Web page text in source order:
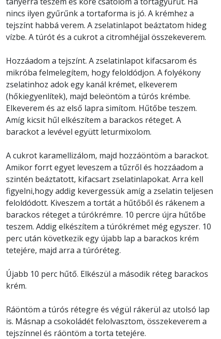
nincs ilyen gyűrűnk a tortaforma is jó. A krémhez a
tejszínt habbá verem. A zselatinlapot beáztatom hideg
vízbe. A túrót és a cukrot a citromhéjjal összekeverem.
Hozzáadom a tejszínt. A zselatinlapot kifacsarom és
mikróba felmelegítem, hogy feloldódjon. A folyékony
zselatinhoz adok egy kanál krémet, elkeverem
(hőkiegyenlítek), majd beleöntöm a túrós krémbe.
Elkeverem és az első lapra simítom. Hűtőbe teszem.
Amíg kicsit hűl elkészítem a barackos réteget. A
barackot a levével együtt leturmixolom.
A cukrot karamellizálom, majd hozzáöntöm a barackot.
Amikor forrt egyet leveszem a tűzről és hozzáadom a
szintén beáztatott, kifacsart zselatinlapokat. Arra kell
figyelni,hogy addig kevergessük amíg a zselatin teljesen
feloldódott. Kiveszem a tortát a hűtőből és rákenem a
barackos réteget a túrókrémre. 10 percre újra hűtőbe
teszem. Addig elkészítem a túrókrémet még egyszer. 10
perc után következik egy újabb lap a barackos krém
tetejére, majd arra a túróréteg.
Újabb 10 perc hűtő. Elkészül a második réteg barackos
krém.
Ráöntöm a túrós rétegre és végül rákerül az utolsó lap
is. Másnap a csokoládét felolvasztom, összekeverem a
tejszínnel és ráöntöm a torta tetejére.